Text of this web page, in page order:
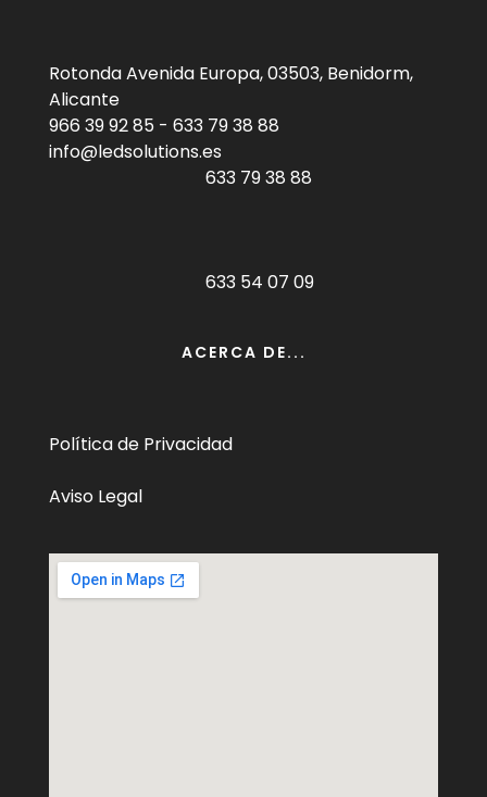
Rotonda Avenida Europa, 03503, Benidorm,
Alicante
966 39 92 85 - 633 79 38 88
info@ledsolutions.es
633 79 38 88
633 54 07 09
ACERCA DE...
Política de Privacidad
Aviso Legal